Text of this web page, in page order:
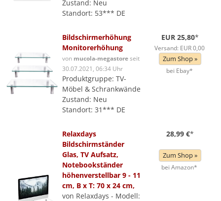
Zustand: Neu
Standort: 53*** DE
Bildschirmerhöhung
Monitorerhöhung
von mucola-megastoreseit
30.07.2021, 06:34 Uhr
Produktgruppe: TV-
Möbel & Schrankwände
Zustand: Neu
Standort: 31*** DE
EUR 25,80*
Versand: EUR 0,00
Zum Shop »
bei Ebay*
Relaxdays
Bildschirmständer
Glas, TV Aufsatz,
Notebookständer
höhenverstellbar 9 - 11
cm, B x T: 70 x 24 cm,
von Relaxdays - Modell:
28,99 €*
Zum Shop »
bei Amazon*